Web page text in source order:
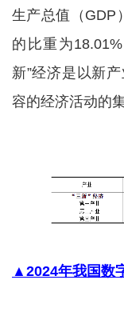
生产总值（GDP
的比重为
新”经济是以新
容的经济活动的集
▲2024年我国数